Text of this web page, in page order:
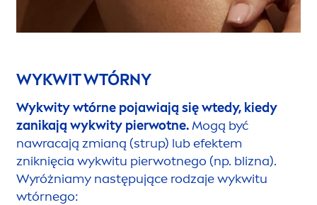
WYKWIT WTÓRNY
Wykwity wtórne pojawiają się wtedy, kiedy
zanikają wykwity pierwotne.Mogą być
nawracają zmianą (strup) lub efektem
zniknięcia wykwitu pierwotnego (np. blizna).
Wyróżniamy następujące rodzaje wykwitu
wtórnego: